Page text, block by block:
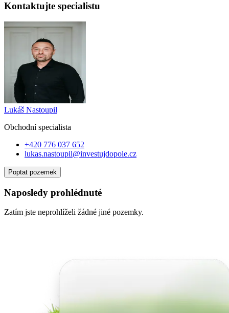
Kontaktujte specialistu
Lukáš Nastoupil
Obchodní specialista
+420 776 037 652
lukas.nastoupil@investujdopole.cz
Poptat pozemek
Naposledy prohlédnuté
Zatím jste neprohlíželi žádné jiné pozemky.